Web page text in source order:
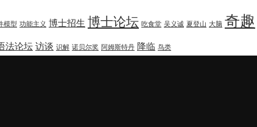
模型 功能主义 博士招生 博士论坛 吃食堂 吴义诚 夏登山 大脑 奇趣
法论坛 访谈 识解 诺贝尔奖 阿姆斯特丹 降临 鸟类